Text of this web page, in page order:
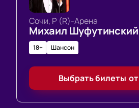
Сочи, Р (R)-Арена
Михаил Шуфутинский
18+ Шансон
Выбрать билеты от